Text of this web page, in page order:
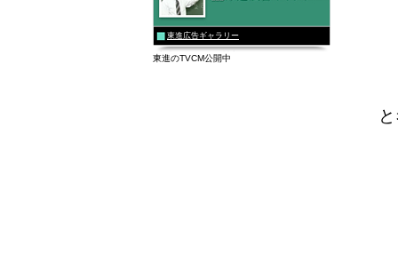
東進広告ギャラリー
東進のTVCM公開中